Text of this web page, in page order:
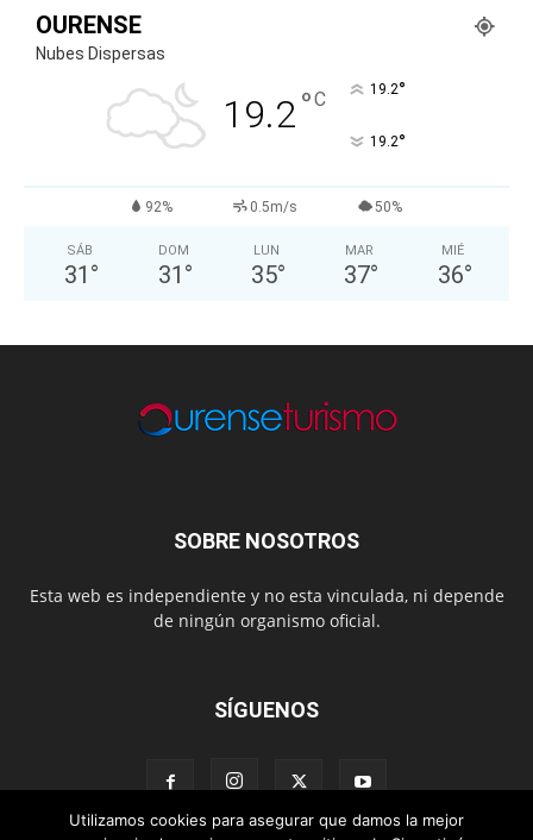
OURENSE
Nubes Dispersas
19.2°C 19.2°
19.2°
92% 0.5m/s 50%
SÁB
31 °
DOM
31 °
LUN
35°
MAR
37°
MIÉ
36°
SOBRE NOSOTROS
Esta web es independiente y no esta vinculada, ni depende
de ningún organismo oficial.
SÍGUENOS
Utilizamos cookies para asegurar que damos la mejor